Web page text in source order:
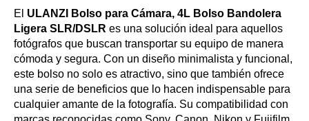
El ULANZI Bolso para Cámara, 4L Bolso Bandolera
Ligera SLR/DSLR es una solución ideal para aquellos
fotógrafos que buscan transportar su equipo de manera
cómoda y segura. Con un diseño minimalista y funcional,
este bolso no solo es atractivo, sino que también ofrece
una serie de beneficios que lo hacen indispensable para
cualquier amante de la fotografía. Su compatibilidad con